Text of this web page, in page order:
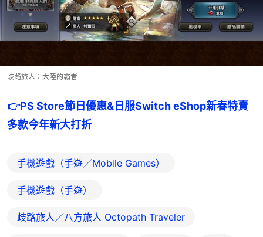
歧路旅人：大陸的霸者
👉PS Store節日優惠&日服Switch eShop新春特賣
多款今年新大打折
手機遊戲（手遊／Mobile Games）
手機遊戲（手遊）
歧路旅人／八方旅人 Octopath Traveler